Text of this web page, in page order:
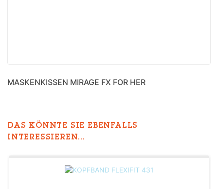
MASKENKISSEN MIRAGE FX FOR HER
DAS KÖNNTE SIE EBENFALLS
INTERESSIEREN...